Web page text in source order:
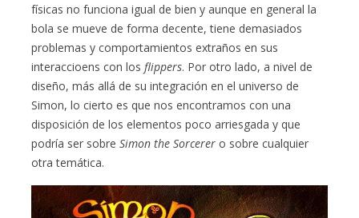
físicas no funciona igual de bien y aunque en general la
bola se mueve de forma decente, tiene demasiados
problemas y comportamientos extraños en sus
interaccioens con losflippers. Por otro lado, a nivel de
diseño, más allá de su integración en el universo de
Simon, lo cierto es que nos encontramos con una
disposición de los elementos poco arriesgada y que
podría ser sobreSimon the Sorcerer o sobre cualquier
otra temática.